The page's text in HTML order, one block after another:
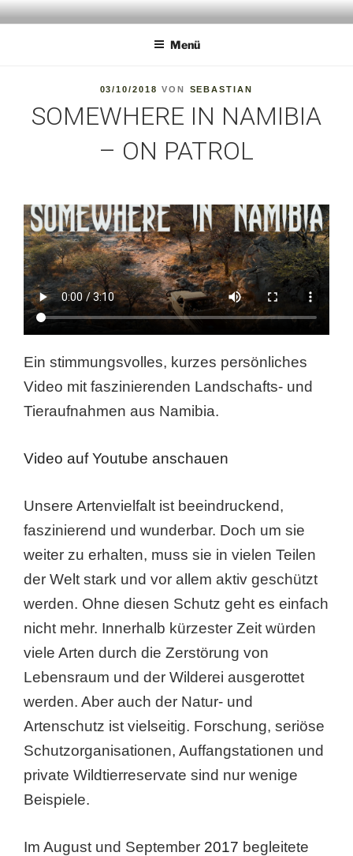
Zum
InhaltANIMALPERSON
Menü
VERÖFFENTLICHT
03/10/2018 VON SEBASTIAN
SOMEWHERE IN NAMIBIA
– ON PATROL
Ein stimmungsvolles, kurzes persönliches
Video mit faszinierenden Landschafts- und
Tieraufnahmen aus Namibia.
Video auf Youtube anschauen
Unsere Artenvielfalt ist beeindruckend,
faszinierend und wunderbar. Doch um sie
weiter zu erhalten, muss sie in vielen Teilen
der Welt stark und vor allem aktiv geschützt
werden. Ohne diesen Schutz geht es einfach
nicht mehr. Innerhalb kürzester Zeit würden
viele Arten durch die Zerstörung von
Lebensraum und der Wilderei ausgerottet
werden. Aber auch der Natur- und
Artenschutz ist vielseitig. Forschung, seriöse
Schutzorganisationen, Auffangstationen und
private Wildtierreservate sind nur wenige
Beispiele.
Im August und September 2017 begleitete